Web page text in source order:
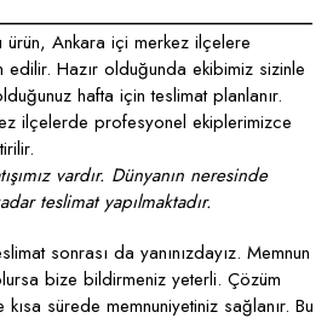
ürün, Ankara içi merkez ilçelere
edilir. Hazır olduğunda ekibimiz sizinle
hafta için teslimat planlanır.
ilçelerde profesyonel ekiplerimizce
vardır. Dünyanın neresinde
teslimat yapılmaktadır.
sonrası da yanınızdayız. Memnun
bize bildirmeniz yeterli. Çözüm
kısa sürede memnuniyetiniz sağlanır. Bu